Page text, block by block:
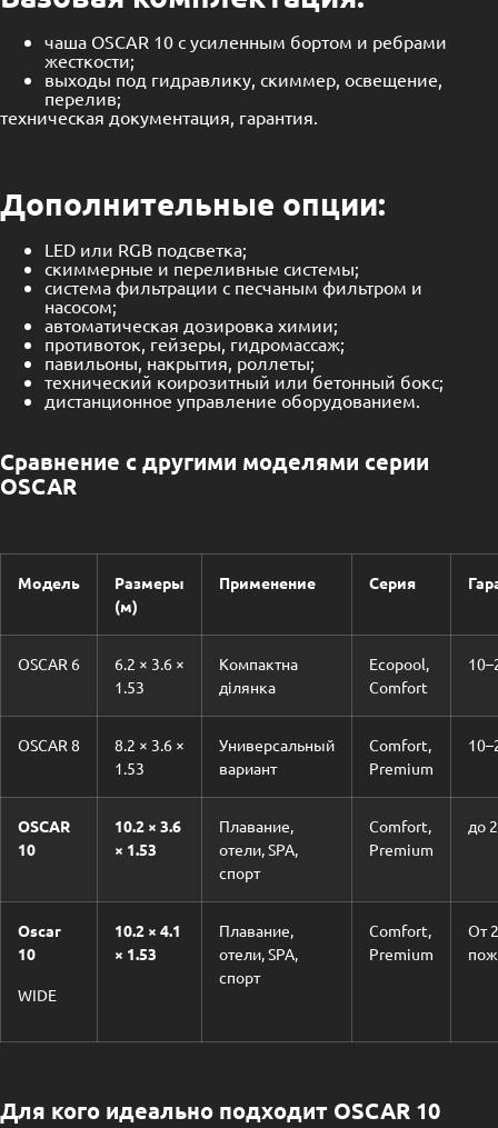
чаша OSCAR 10 с усиленным бортом и ребрами
жесткости;
выходы под гидравлику, скиммер, освещение,
перелив;
техническая документация, гарантия.
Дополнительные опции:
LED или RGB подсветка;
скиммерные и переливные системы;
система фильтрации с песчаным фильтром и
насосом;
автоматическая дозировка химии;
противоток, гейзеры, гидромассаж;
павильоны, накрытия, роллеты;
технический коирозитный или бетонный бокс;
дистанционное управление оборудованием.
Сравнение с другими моделями серии
OSCAR
Модель Размеры
(м)
Применение Серия
OSCAR 6
6.2 × 3.6 ×
1.53
Компактна
ділянка
Ecopool,
Comfort
OSCAR 8
8.2 × 3.6 ×
1.53
Универсальный
вариант
Comfort,
Premium
OSCAR
10
10.2 × 3.6
× 1.53
Плавание,
отели, SPA,
спорт
Comfort,
Premium
до
Oscar
10
WIDE
10.2 × 4.1
× 1.53
Плавание,
отели, SPA,
спорт
Comfort,
Premium
От
Для кого идеально подходит OSCAR 10